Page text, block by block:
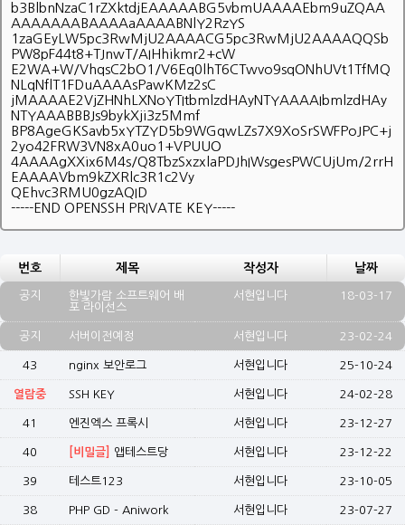
b3BlbnNzaC1rZXktdjEAAAAABG5vbmUAAAAEbm9uZQAA
AAAAAAABAAAAaAAAABNlY2RzYS
1zaGEyLW5pc3RwMjU2AAAACG5pc3RwMjU2AAAAQQSb
PW8pF44t8+TJnwT/AIHhikmr2+cW
E2WA+W/VhqsC2bO1/V6Eq0lhT6CTwvo9sqONhUVt1TfMQ
NLqNflT1FDuAAAAsPawKMz2sC
jMAAAAE2VjZHNhLXNoYTItbmlzdHAyNTYAAAAIbmlzdHAy
NTYAAABBBJs9bykXji3z5Mmf
BP8AgeGKSavb5xYTZYD5b9WGqwLZs7X9XoSrSWFPoJPC+j
2yo42FRW3VN8xA0uo1+VPUUO
4AAAAgXXix6M4s/Q8TbzSxzxlaPDJhIWsgesPWCUjUm/2rrH
EAAAAVbm9kZXRlc3R1c2Vy
QEhvc3RMU0gzAQID
-----END OPENSSH PRIVATE KEY-----
번호 제목 작성자 날짜
공지
한빛가람 소프트웨어 배
포 라이선스
서현입니다 18-03-17
공지 서버이전예정 서현입니다 23-02-24
43 nginx 보안로그 서현입니다 25-10-24
열람중 SSH KEY 서현입니다 24-02-28
41 엔진엑스 프록시 서현입니다 23-12-27
40 [비밀글] 앱테스트당 서현입니다 23-12-22
39 테스트123 서현입니다 23-10-05
38 PHP GD - Aniwork 서현입니다 23-07-27